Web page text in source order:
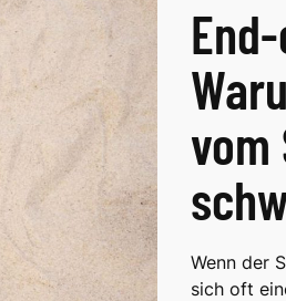
vom
Wenn der
sich oft